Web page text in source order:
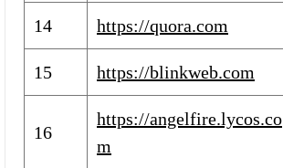
14 https://quora.com
15 https://blinkweb.com
16
https://angelfire.lycos.co
m